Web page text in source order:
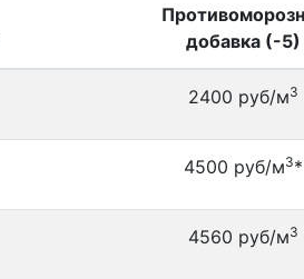
добавка (-5)
2400 руб/м3
4500 руб/м3*
4560 руб/м3